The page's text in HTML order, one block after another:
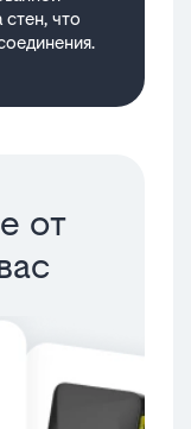
стен, что
от